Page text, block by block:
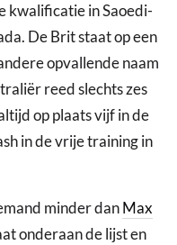
kwalificatie in Saoedi-
De Brit staat op een
opvallende naam
reed slechts zes
op plaats vijf in de
in de vrije training in
minder danMax
onderaan de lijst en